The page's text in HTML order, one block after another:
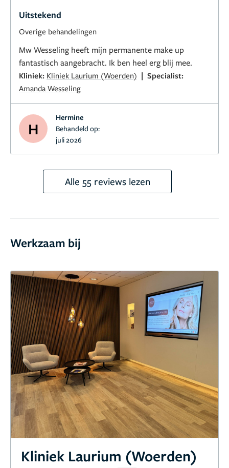
Uitstekend
Overige behandelingen
Mw Wesseling heeft mijn permanente make up
fantastisch aangebracht. Ik ben heel erg blij mee.
Kliniek: Kliniek Laurium (Woerden) | Specialist:
Amanda Wesseling
H
Hermine
Behandeld op:
juli 2026
Alle 55 reviews lezen
Werkzaam bij
Kliniek Laurium (Woerden)